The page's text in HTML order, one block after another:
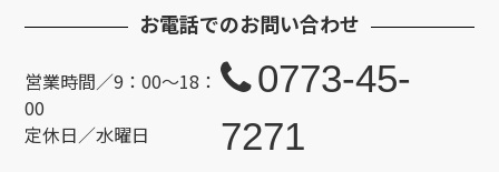
お電話でのお問い合わせ
営業時間／9：00～18：
00
定休日／水曜日
0773-45-
7271